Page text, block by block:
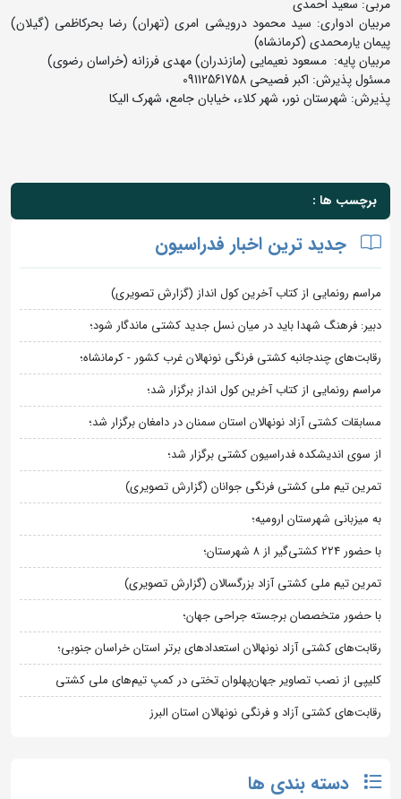
مربی: سعید احمدی
مربیان ادواری: سید محمود درویشی امری (تهران) رضا بحرکاظمی (گیلان)
پیمان یارمحمدی (کرمانشاه)
مربیان پایه: مسعود نعیمایی (مازندران) مهدی فرزانه (خراسان رضوی)
مسئول پذیرش: اکبر فصیحی 09112561758
پذیرش: شهرستان نور، شهر کلاء، خیابان جامع، شهرک الیکا
برچسب ها :
جدید ترین اخبار فدراسیون
مراسم رونمایی از کتاب آخرین کول انداز (گزارش تصویری)
دبیر: فرهنگ شهدا باید در میان نسل جدید کشتی ماندگار شود؛
رقابت‌های چندجانبه کشتی فرنگی نونهالان غرب کشور - کرمانشاه؛
مراسم رونمایی از کتاب آخرین کول انداز برگزار شد؛
مسابقات کشتی آزاد نونهالان استان سمنان در دامغان برگزار شد؛
از سوی اندیشکده فدراسیون کشتی برگزار شد؛
تمرین تیم ملی کشتی فرنگی جوانان (گزارش تصویری)
به میزبانی شهرستان ارومیه؛
با حضور ۲۲۴ کشتی‌گیر از ۸ شهرستان؛
تمرین تیم ملی کشتی آزاد بزرگسالان (گزارش تصویری)
با حضور متخصصان برجسته جراحی جهان؛
رقابت‌های کشتی آزاد نونهالان استعدادهای برتر استان خراسان جنوبی؛
کلیپی از نصب تصاویر جهان‌پهلوان تختی در کمپ تیم‌های ملی کشتی
رقابت‌های کشتی آزاد و فرنگی نونهالان استان البرز
دسته بندی ها